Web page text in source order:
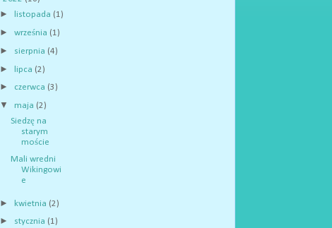
► listopada (1)
► września (1)
► sierpnia (4)
► lipca (2)
► czerwca (3)
▼ maja (2)
Siedzę na
starym
moście
Mali wredni
Wikingowi
e
► kwietnia (2)
► stycznia (1)